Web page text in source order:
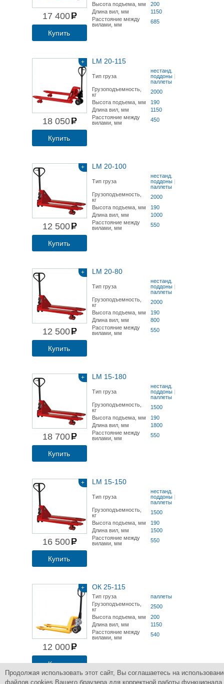
17 400
Купить
Высота подъема, мм
200
Длина вил, мм
1150
Расстояние между
вилами, мм
685
+
18 050
Купить
LM 20-115
Тип груза
нестанд.
поддоны |
паллеты
Грузоподъемность,
кг
2000
Высота подъема, мм
190
Длина вил, мм
1150
Расстояние между
вилами, мм
450
+
12 500
Купить
LM 20-100
Тип груза
нестанд.
поддоны |
паллеты
Грузоподъемность,
кг
2000
Высота подъема, мм
190
Длина вил, мм
1000
Расстояние между
вилами, мм
550
+
12 500
Купить
LM 20-80
Тип груза
нестанд.
поддоны |
паллеты
Грузоподъемность,
кг
2000
Высота подъема, мм
190
Длина вил, мм
800
Расстояние между
вилами, мм
550
+
18 700
Купить
LM 15-180
Тип груза
нестанд.
поддоны |
паллеты
Грузоподъемность,
кг
1500
Высота подъема, мм
190
Длина вил, мм
1800
Расстояние между
вилами, мм
550
+
16 500
Купить
LM 15-150
Тип груза
нестанд.
поддоны |
паллеты
Грузоподъемность,
кг
1500
Высота подъема, мм
190
Длина вил, мм
1500
Расстояние между
вилами, мм
550
+
12 000
Купить
ОК 25-115
Тип груза
паллеты
Грузоподъемность,
кг
2500
Высота подъема, мм
200
Длина вил, мм
1150
Расстояние между
вилами, мм
540
Продолжая использовать этот сайт, Вы соглашаетесь на
файлов cookies Вашего браузера для корректной работы функционала